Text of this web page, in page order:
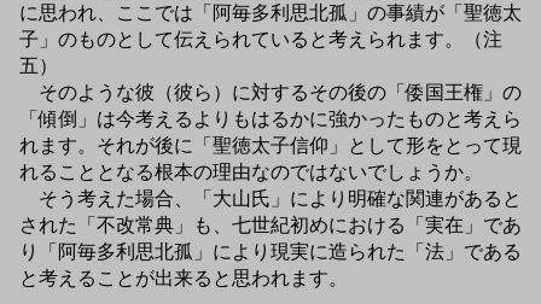
に思われ、ここでは「阿毎多利思北孤」の事績が「聖徳太
子」のものとして伝えられていると考えられます。（注
五）
そのような彼（彼ら）に対するその後の「倭国王権」の
「傾倒」は今考えるよりもはるかに強かったものと考えら
れます。それが後に「聖徳太子信仰」として形をとって現
れることとなる根本の理由なのではないでしょうか。
そう考えた場合、「大山氏」により明確な関連があると
された「不改常典」も、七世紀初めにおける「実在」であ
り「阿毎多利思北孤」により現実に造られた「法」である
と考えることが出来ると思われます。